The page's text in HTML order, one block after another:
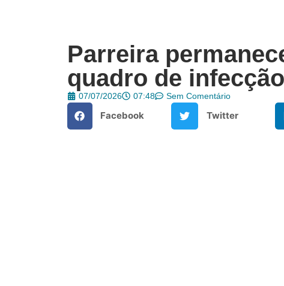
Parreira
quadro de
07/07/2026 07:48 Sem Comentário
Facebook Twitter